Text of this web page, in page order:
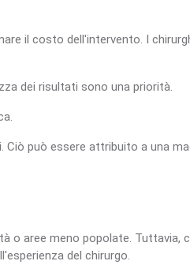
il costo dell'intervento. I
dei risultati sono una priorità.
può essere attribuito a una
aree meno popolate. Tuttavia,
del chirurgo.